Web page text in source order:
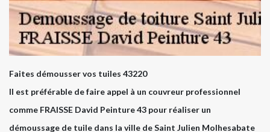
Faites démousser vos tuiles 43220
Il est préférable de faire appel à un couvreur professionnel
comme FRAISSE David Peinture 43 pour réaliser un
démoussage de tuile dans la ville de Saint Julien Molhesabate